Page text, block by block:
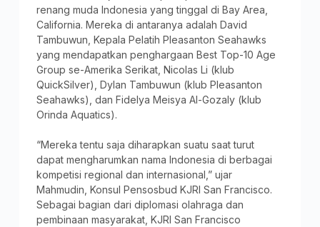
renang muda Indonesia yang tinggal di Bay Area,
California. Mereka di antaranya adalah David
Tambuwun, Kepala Pelatih Pleasanton Seahawks
yang mendapatkan penghargaan Best Top-10 Age
Group se-Amerika Serikat, Nicolas Li (klub
QuickSilver), Dylan Tambuwun (klub Pleasanton
Seahawks), dan Fidelya Meisya Al-Gozaly (klub
Orinda Aquatics).
“Mereka tentu saja diharapkan suatu saat turut
dapat mengharumkan nama Indonesia di berbagai
kompetisi regional dan internasional,” ujar
Mahmudin, Konsul Pensosbud KJRI San Francisco.
Sebagai bagian dari diplomasi olahraga dan
pembinaan masyarakat, KJRI San Francisco